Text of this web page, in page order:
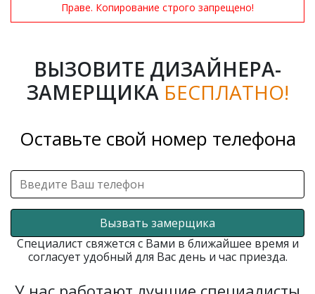
Праве. Копирование строго запрещено!
ВЫЗОВИТЕ ДИЗАЙНЕРА-
ЗАМЕРЩИКА БЕСПЛАТНО!
Оставьте свой номер телефона
Вызвать замерщика
Специалист свяжется с Вами в ближайшее время и
согласует удобный для Вас день и час приезда.